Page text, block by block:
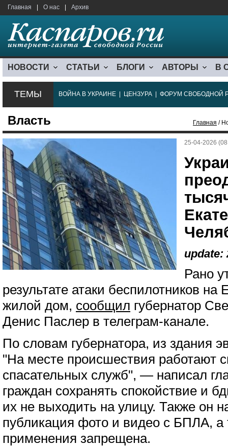
Главная О нас Архив
НОВОСТИ СТАТЬИ БЛОГИ АВТОРЫ В
ТЕМЫ ВОЙНА В УКРАИНЕ ЦЕНЗУРА ФОРУМ СВОБОДНОЙ
Власть Главная /
25-04-2026
update:
Рано
результате атаки беспилотников на
жилой дом, сообщил губернатор
Денис Паслер в телеграм-канале.
По словам губернатора, из здания
"На месте происшествия работают
спасательных служб", — написал
граждан сохранять спокойствие и
их не выходить на улицу. Также он
публикация фото и видео с БПЛА, а
применения запрещена.